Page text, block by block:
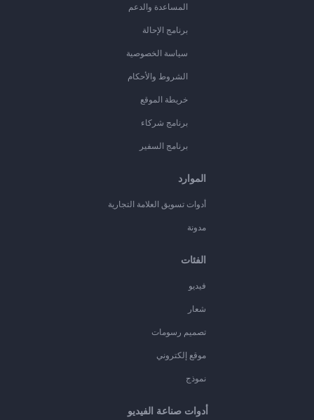
المساعدة والدعم
برنامج الإحالة
سياسة الخصوصية
الشروط والأحكام
خريطة الموقع
برنامج شركاء
برنامج السفير
الموارد
أدوات تسويق العلامة التجارية
مدونة
الفئات
فيديو
شعار
تصميم رسومات
موقع إلكتروني
نموذج
أدوات صناعة الفيديو